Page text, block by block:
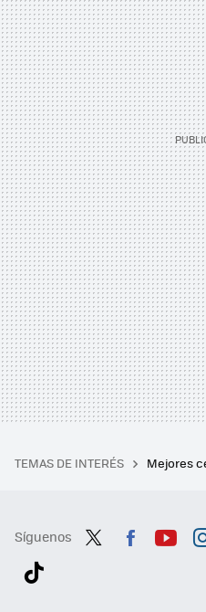
TEMAS DE INTERÉS Mejores
Síguenos